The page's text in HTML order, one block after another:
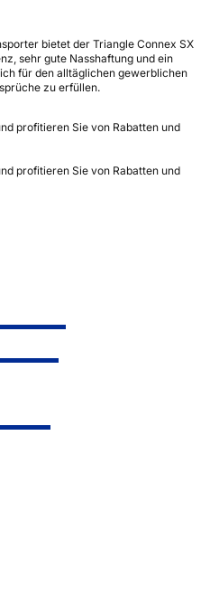
bietet der Triangle Connex SX
sehr gute Nasshaftung und ein
für den alltäglichen gewerblichen
zu erfüllen.
profitieren Sie von Rabatten und
profitieren Sie von Rabatten und